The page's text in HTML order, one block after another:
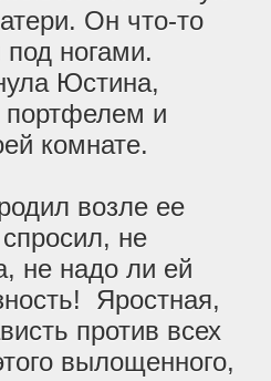
Он что-то
под ногами.
Юстина,
портфелем и
комнате.
возле ее
не
не надо ли ей
Яростная,
против всех
вылощенного,